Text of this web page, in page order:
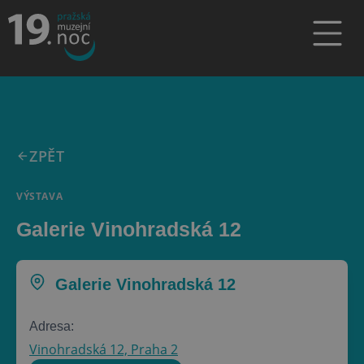
ZPĚT
VÝSTAVA
Galerie Vinohradská 12
Galerie Vinohradská 12
Adresa:
Vinohradská 12, Praha 2